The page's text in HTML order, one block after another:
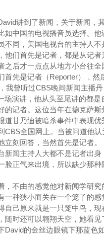
讲到了新闻，关于新闻，
如中国的电视播音员选择。
不同，美国电视台的主持人
他们首先是记者，都是从记者
之后才一点点从地方小台往
首先是记者（Reporter），然
我曾听过CBS晚间新闻主播
场演讲，他从头至尾讲的都是
的记者。这位当年在德克萨斯
道甘乃迪被暗杀事件中表现优
CBS全国网上。当被问道他
立刻回答，当然首先是记者。
新闻主持人大都不是记者出身
脸正气来出境，所以缺少那种
，不由的感觉他对新闻学研究
一种狭小而关在一个笼子的感
自己原来就是一只笼中鸟，现
随时还可以翱翔天空，她看见
David的金丝边眼镜下那蓝色